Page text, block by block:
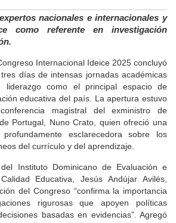
nacionales e internacionales y
como referente en investigación
Internacional Ideice 2025 concluyó
días de intensas jornadas académicas
liderazgo como el principal espacio de
educativa del país. La apertura estuvo
magistral del exministro de
Portugal, Nuno Crato, quien ofreció una
esclarecedora sobre los
del currículo y del aprendizaje.
Instituto Dominicano de Evaluación e
Educativa, Jesús Andújar Avilés,
del Congreso “confirma la importancia
rigurosas que apoyen políticas
basadas en evidencias”. Agregó